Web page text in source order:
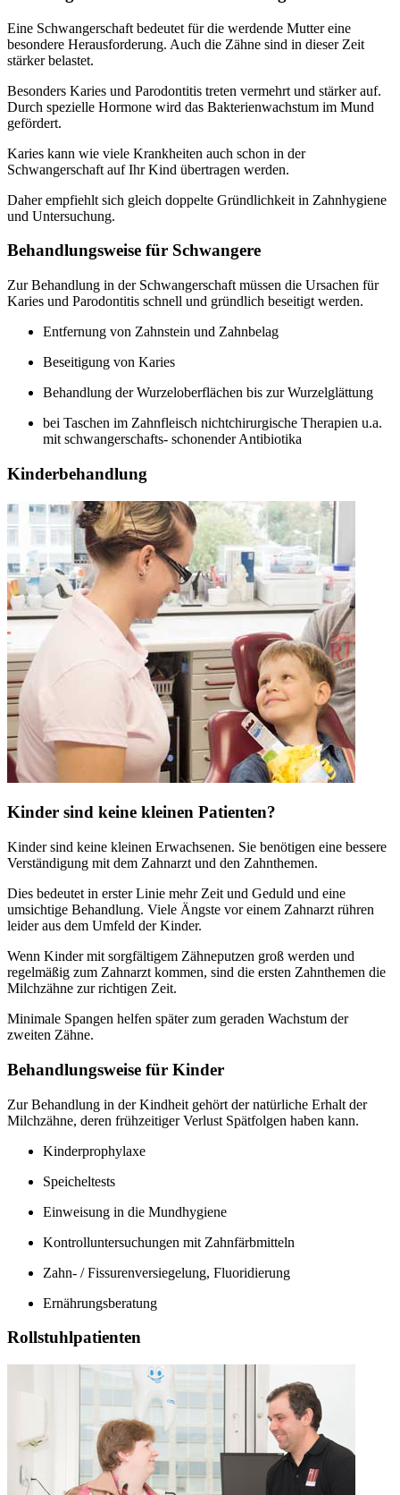
Eine Schwangerschaft bedeutet für die werdende Mutter eine
besondere Herausforderung. Auch die Zähne sind in dieser Zeit
stärker belastet.
Besonders Karies und Parodontitis treten vermehrt und stärker auf.
Durch spezielle Hormone wird das Bakterienwachstum im Mund
gefördert.
Karies kann wie viele Krankheiten auch schon in der
Schwangerschaft auf Ihr Kind übertragen werden.
Daher empfiehlt sich gleich doppelte Gründlichkeit in Zahnhygiene
und Untersuchung.
Behandlungsweise für Schwangere
Zur Behandlung in der Schwangerschaft müssen die Ursachen für
Karies und Parodontitis schnell und gründlich beseitigt werden.
Entfernung von Zahnstein und Zahnbelag
Beseitigung von Karies
Behandlung der Wurzeloberflächen bis zur Wurzelglättung
bei Taschen im Zahnfleisch nichtchirurgische Therapien u.a.
mit schwangerschafts- schonender Antibiotika
Kinderbehandlung
Kinder sind keine kleinen Patienten?
Kinder sind keine kleinen Erwachsenen. Sie benötigen eine bessere
Verständigung mit dem Zahnarzt und den Zahnthemen.
Dies bedeutet in erster Linie mehr Zeit und Geduld und eine
umsichtige Behandlung. Viele Ängste vor einem Zahnarzt rühren
leider aus dem Umfeld der Kinder.
Wenn Kinder mit sorgfältigem Zähneputzen groß werden und
regelmäßig zum Zahnarzt kommen, sind die ersten Zahnthemen die
Milchzähne zur richtigen Zeit.
Minimale Spangen helfen später zum geraden Wachstum der
zweiten Zähne.
Behandlungsweise für Kinder
Zur Behandlung in der Kindheit gehört der natürliche Erhalt der
Milchzähne, deren frühzeitiger Verlust Spätfolgen haben kann.
Kinderprophylaxe
Speicheltests
Einweisung in die Mundhygiene
Kontrolluntersuchungen mit Zahnfärbmitteln
Zahn- / Fissurenversiegelung, Fluoridierung
Ernährungsberatung
Rollstuhlpatienten